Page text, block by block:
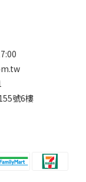
號6樓